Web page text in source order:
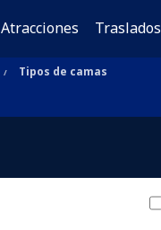
Atracciones Traslados
Tipos de camas